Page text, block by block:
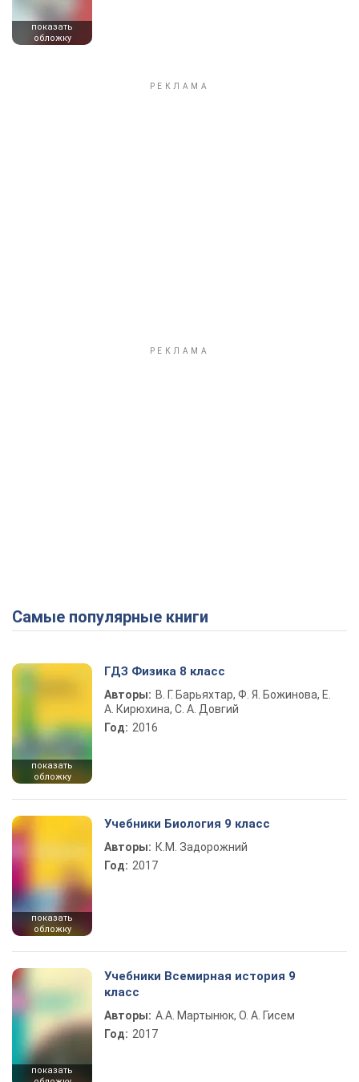
показать
обложку
Самые популярные книги
показать
обложку
ГДЗ Физика 8 класс
Авторы: В. Г. Барьяхтар, Ф. Я. Божинова, Е.
А. Кирюхина, С. А. Довгий
Год: 2016
показать
обложку
Учебники Биология 9 класс
Авторы: К.М. Задорожний
Год: 2017
показать
Учебники Всемирная история 9
класс
Авторы: А.А. Мартынюк, О. А. Гисем
Год: 2017